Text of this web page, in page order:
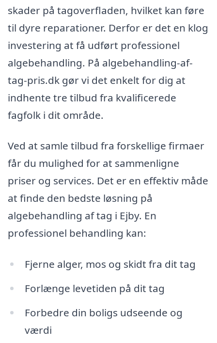
skader på tagoverfladen, hvilket kan føre
til dyre reparationer. Derfor er det en klog
investering at få udført professionel
algebehandling. På algebehandling-af-
tag-pris.dk gør vi det enkelt for dig at
indhente tre tilbud fra kvalificerede
fagfolk i dit område.
Ved at samle tilbud fra forskellige firmaer
får du mulighed for at sammenligne
priser og services. Det er en effektiv måde
at finde den bedste løsning på
algebehandling af tag i Ejby. En
professionel behandling kan:
Fjerne alger, mos og skidt fra dit tag
Forlænge levetiden på dit tag
Forbedre din boligs udseende og
værdi